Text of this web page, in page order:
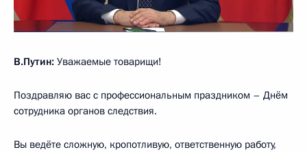
В.Путин: Уважаемые товарищи!
Поздравляю вас с профессиональным праздником – Днём
сотрудника органов следствия.
Вы ведёте сложную, кропотливую, ответственную работу,